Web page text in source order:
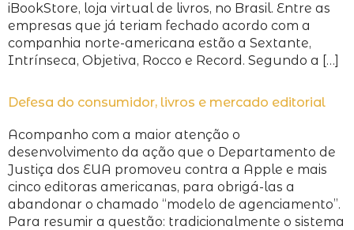
iBookStore, loja virtual de livros, no Brasil. Entre as
empresas que já teriam fechado acordo com a
companhia norte-americana estão a Sextante,
Intrínseca, Objetiva, Rocco e Record. Segundo a […]
Defesa do consumidor, livros e mercado editorial
Acompanho com a maior atenção o
desenvolvimento da ação que o Departamento de
Justiça dos EUA promoveu contra a Apple e mais
cinco editoras americanas, para obrigá-las a
abandonar o chamado “modelo de agenciamento”.
Para resumir a questão: tradicionalmente o sistema